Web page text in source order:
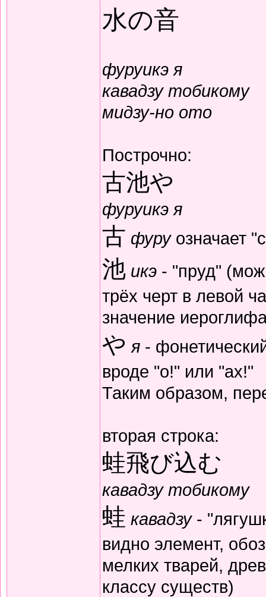
水の音
фуруикэ я
кавадзу тобикому
мидзу-но ото
Построчно:
古池や
фуруикэ я
古 фуруозначает
池 икэ - "пруд"
трёх черт в левой
значение
や я -
вроде "о!" или "ах!"
Таким образом,
вторая строка:
蛙飛び込む
кавадзу тобикому
蛙 кавадзу-
видно элемент,
мелких тварей,
классу существ)